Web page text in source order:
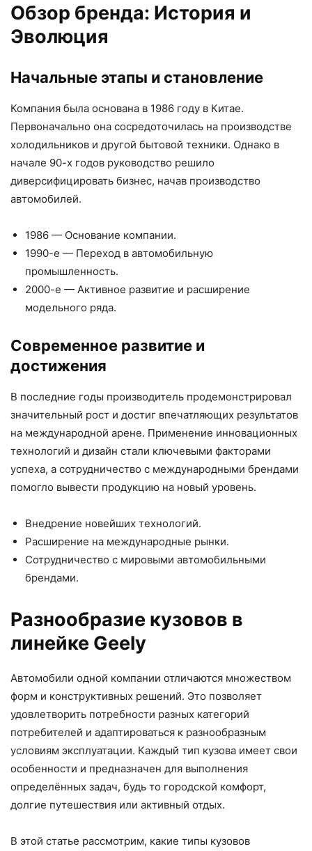
Обзор бренда: История и
Эволюция
Начальные этапы и становление
Компания была основана в 1986 году в Китае.
Первоначально она сосредоточилась на производстве
холодильников и другой бытовой техники. Однако в
начале 90-х годов руководство решило
диверсифицировать бизнес, начав производство
автомобилей.
1986 — Основание компании.
1990-е — Переход в автомобильную
промышленность.
2000-е — Активное развитие и расширение
модельного ряда.
Современное развитие и
достижения
В последние годы производитель продемонстрировал
значительный рост и достиг впечатляющих результатов
на международной арене. Применение инновационных
технологий и дизайн стали ключевыми факторами
успеха, а сотрудничество с международными брендами
помогло вывести продукцию на новый уровень.
Внедрение новейших технологий.
Расширение на международные рынки.
Сотрудничество с мировыми автомобильными
брендами.
Разнообразие кузовов в
линейке Geely
Автомобили одной компании отличаются множеством
форм и конструктивных решений. Это позволяет
удовлетворить потребности разных категорий
потребителей и адаптироваться к разнообразным
условиям эксплуатации. Каждый тип кузова имеет свои
особенности и предназначен для выполнения
определённых задач, будь то городской комфорт,
долгие путешествия или активный отдых.
В этой статье рассмотрим, какие типы кузовов